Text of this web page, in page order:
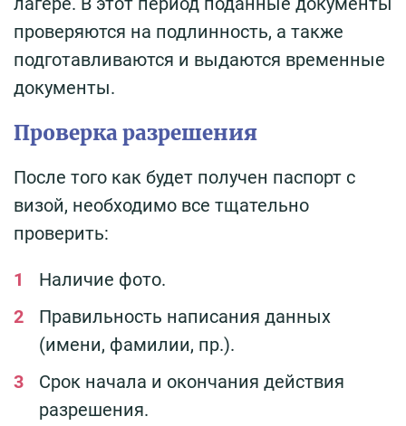
проверяются на подлинность, а также
подготавливаются и выдаются временные
документы.
Проверка разрешения
После того как будет получен паспорт с
визой, необходимо все тщательно
проверить:
Наличие фото.
Правильность написания данных
(имени, фамилии, пр.).
Срок начала и окончания действия
разрешения.